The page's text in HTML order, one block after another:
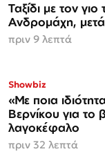
Ταξίδι με τον
Ανδρομάχη,
πριν 9 λεπτά
Showbiz
«Με ποια
Βερνίκου για το
λαγοκέφαλο
πριν 32 λεπτά